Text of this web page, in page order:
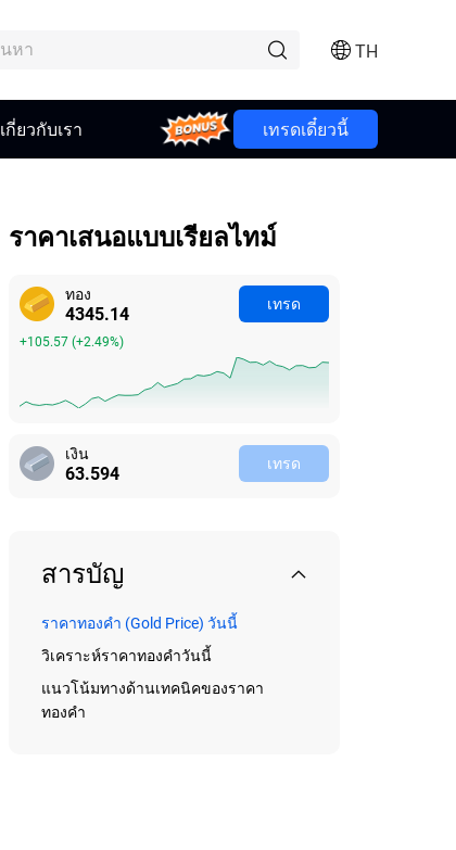
TH
เกี่ยวกับเรา Bonus เทรดเดี๋ยวนี้
ราคาเสนอแบบเรียลไทม์
ทอง
4345.24
+105.67(+2.49%)
เทรด
เงิน
63.603 เทรด
สารบัญ
ราคาทองคํา (Gold Price) วันนี้
วิเคราะห์ราคาทองคําวันนี้
แนวโน้มทางด้านเทคนิคของราคา
ทองคำ